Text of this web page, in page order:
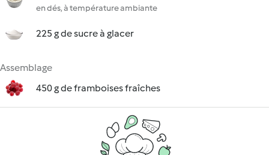
en dés, à température ambiante
225 g de sucre à glacer
Assemblage
450 g de framboises fraîches